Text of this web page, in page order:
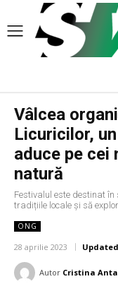
Vâlcea
Licuricilor,
aduce pe cei
natură
Festivalul este destinat
tradițiile locale și să
ONG
28 aprilie 2023
Autor Cristina